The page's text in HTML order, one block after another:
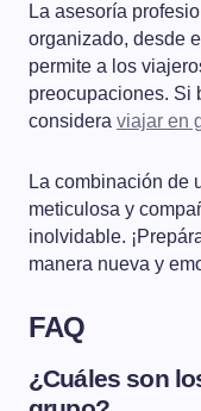
La asesoría
organizado, desde
permite a los
preocupaciones. Si
considera viajar en
La combinación de
meticulosa y
inolvidable.
manera nueva y
FAQ
¿Cuáles son